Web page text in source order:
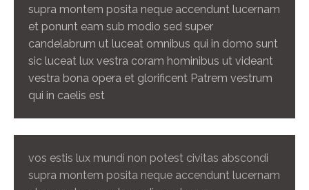
supra montem posita neque accendunt lucernam
et ponunt eam sub modio sed super
candelabrum ut luceat omnibus qui in domo sunt
sic luceat lux vestra coram hominibus ut videant
vestra bona opera et glorificent Patrem vestrum
qui in caelis est
vos estis lux mundi non potest civitas abscondi
supra montem posita neque accendunt lucernam